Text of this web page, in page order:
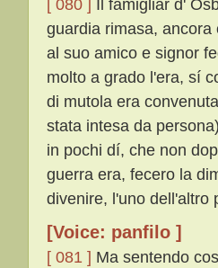
[ 080 ] Il famigliar d'
guardia rimasa,
al suo amico e signor
molto a grado l'era, sí
di mutola era
stata intesa da
in pochi dí, che non
guerra era, fecero la
divenire, l'uno dell'altro
[Voice: panfilo ]
[ 081 ] Ma sentendo